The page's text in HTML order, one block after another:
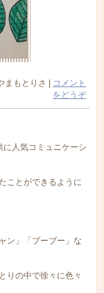
まもとりさ
コメント
をどうぞ
に人気コミュニケーシ
ことができるように
ン」「ブーブー」な
りの中で徐々に色々